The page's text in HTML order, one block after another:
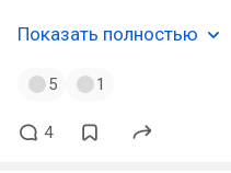
Показать полностью
5 1
4